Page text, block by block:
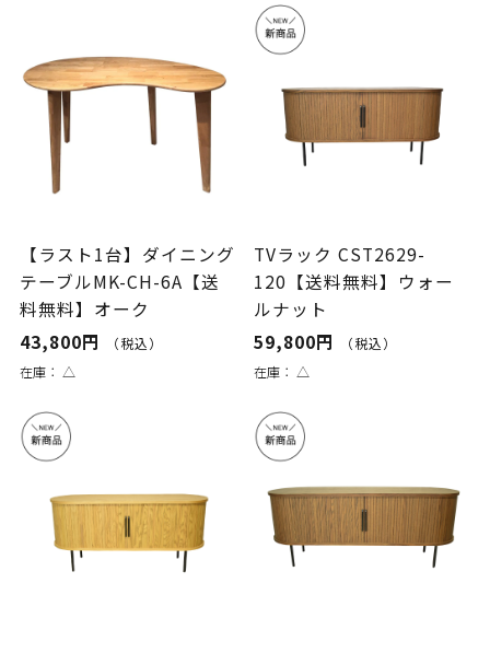
【ラスト1台】ダイニング
テーブルMK-CH-6A【送
料無料】オーク
43,800円
（税込）
在庫： △
TVラック CST2629-
120【送料無料】ウォー
ルナット
59,800円
（税込）
在庫： △